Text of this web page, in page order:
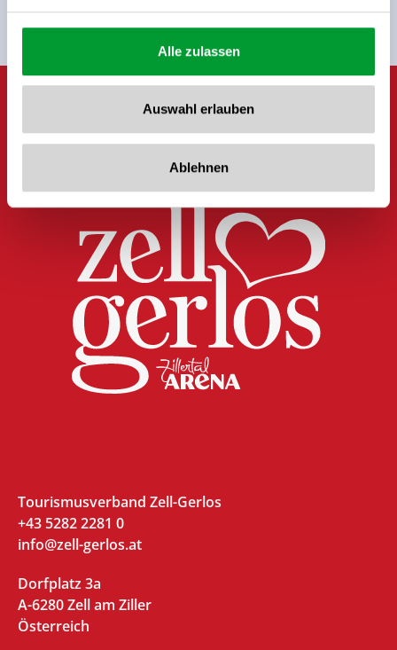
Alle zulassen
Auswahl erlauben
Ablehnen
Tourismusverband Zell-Gerlos
+43 5282 2281 0
info@zell-gerlos.at
Dorfplatz 3a
A-6280 Zell am Ziller
Österreich